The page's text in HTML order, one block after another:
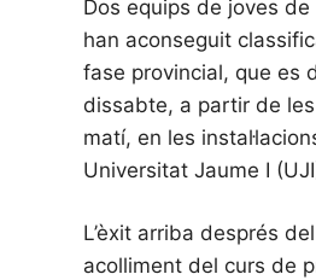
Dos equips de joves
han aconseguit
fase provincial, que es
dissabte, a partir de
matí, en les
Universitat Jaume I
L’èxit arriba després
acolliment del curs de